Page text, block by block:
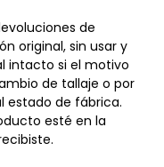
de
original, sin usar y
intacto si el motivo
de tallaje o por
estado de fábrica.
esté en la